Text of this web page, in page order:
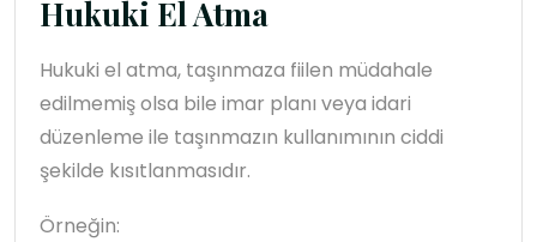
Hukuki El Atma
Hukuki el atma, taşınmaza fiilen müdahale
edilmemiş olsa bile imar planı veya idari
düzenleme ile taşınmazın kullanımının ciddi
şekilde kısıtlanmasıdır.
Örneğin: